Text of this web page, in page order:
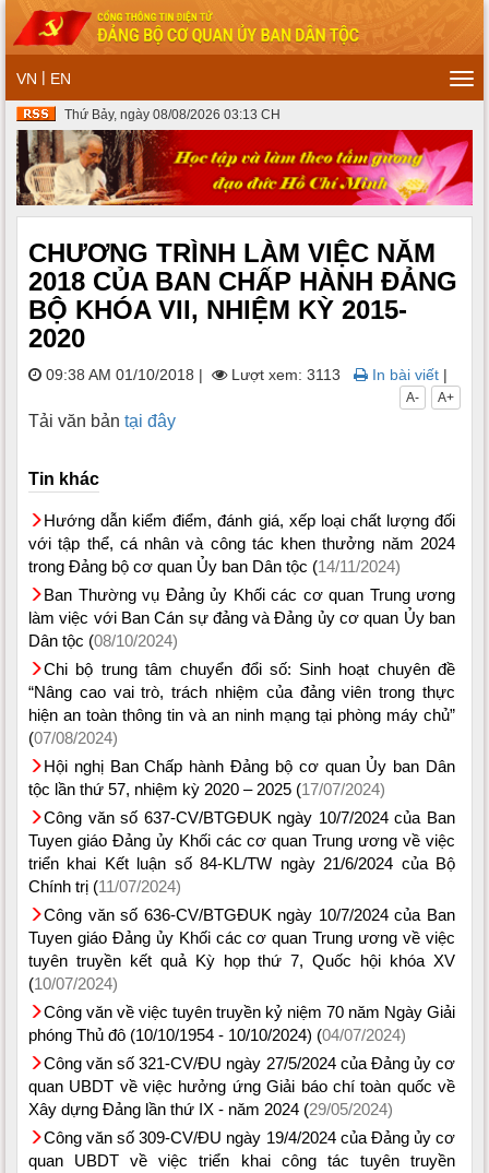
VN | EN
Thứ Bảy, ngày 08/08/2026 03:13 CH
CHƯƠNG TRÌNH LÀM VIỆC NĂM
2018 CỦA BAN CHẤP HÀNH ĐẢNG
BỘ KHÓA VII, NHIỆM KỲ 2015-
2020
09:38 AM 01/10/2018 | Lượt xem: 3113 In bài viết |
A+
A-
Tải văn bản tại đây
Tin khác
Hướng dẫn kiểm điểm, đánh giá, xếp loại chất lượng đối
với tập thể, cá nhân và công tác khen thưởng năm 2024
trong Đảng bộ cơ quan Ủy ban Dân tộc (14/11/2024)
Ban Thường vụ Đảng ủy Khối các cơ quan Trung ương
làm việc với Ban Cán sự đảng và Đảng ủy cơ quan Ủy ban
Dân tộc (08/10/2024)
Chi bộ trung tâm chuyển đổi số: Sinh hoạt chuyên đề
“Nâng cao vai trò, trách nhiệm của đảng viên trong thực
hiện an toàn thông tin và an ninh mạng tại phòng máy chủ”
(07/08/2024)
Hội nghị Ban Chấp hành Đảng bộ cơ quan Ủy ban Dân
tộc lần thứ 57, nhiệm kỳ 2020 – 2025 (17/07/2024)
Công văn số 637-CV/BTGĐUK ngày 10/7/2024 của Ban
Tuyen giáo Đảng ủy Khối các cơ quan Trung ương về việc
triển khai Kết luận số 84-KL/TW ngày 21/6/2024 của Bộ
Chính trị (11/07/2024)
Công văn số 636-CV/BTGĐUK ngày 10/7/2024 của Ban
Tuyen giáo Đảng ủy Khối các cơ quan Trung ương về việc
tuyên truyền kết quả Kỳ họp thứ 7, Quốc hội khóa XV
(10/07/2024)
Công văn về việc tuyên truyền kỷ niệm 70 năm Ngày Giải
phóng Thủ đô (10/10/1954 - 10/10/2024) (04/07/2024)
Công văn số 321-CV/ĐU ngày 27/5/2024 của Đảng ủy cơ
quan UBDT về việc hưởng ứng Giải báo chí toàn quốc về
Xây dựng Đảng lần thứ IX - năm 2024 (29/05/2024)
Công văn số 309-CV/ĐU ngày 19/4/2024 của Đảng ủy cơ
quan UBDT về việc triển khai công tác tuyên truyền